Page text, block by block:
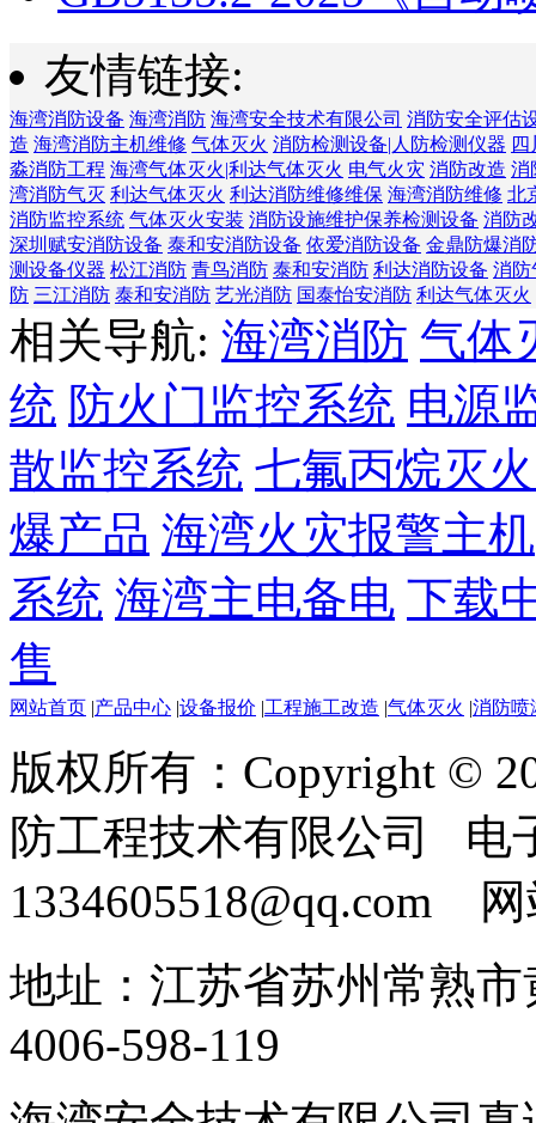
友情链接:
海湾消防设备 海湾消防 海湾安全技术有限公司 消防安全评估
造 海湾消防主机维修 气体灭火 消防检测设备|人防检测仪器
淼消防工程 海湾气体灭火|利达气体灭火 电气火灾 消防改造 消
湾消防气灭 利达气体灭火 利达消防维修维保 海湾消防维修 北
消防监控系统 气体灭火安装 消防设施维护保养检测设备 消防
深圳赋安消防设备 泰和安消防设备 依爱消防设备 金鼎防爆消
测设备仪器 松江消防 青鸟消防 泰和安消防 利达消防设备 消防
防 三江消防 泰和安消防 艺光消防 国泰怡安消防 利达气体灭火
相关导航: 海湾消防 气体
统 防火门监控系统 电源
散监控系统 七氟丙烷灭
爆产品 海湾火灾报警主机
系统 海湾主电备电 下载
售
网站首页 |产品中心 |设备报价 |工程施工改造 |气体灭火 |消防喷
版权所有：Copyright ©
防工程技术有限公司 电
1334605518@qq.com
地址：江苏省苏州常熟
4006-598-119